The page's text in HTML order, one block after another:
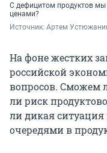
С дефицитом продуктов мы
ценами?
Источник: Артем
На фоне жестких
российской
вопросов. Сможем
ли риск
ли дикая
очередями в